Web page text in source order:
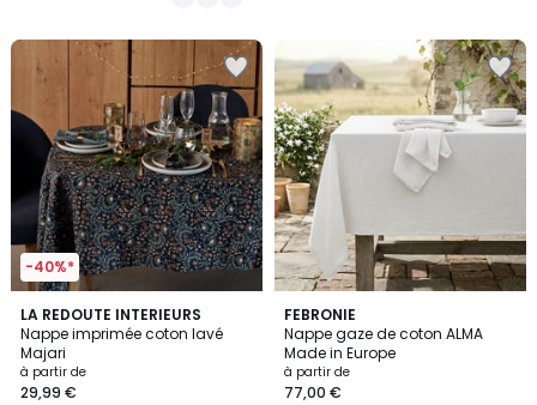
-40%*
LA REDOUTE INTERIEURS
Nappe imprimée coton lavé
Majari
à partir de
29,99 €
4,6
/ 5
FEBRONIE
Nappe gaze de coton ALMA
Made in Europe
à partir de
77,00 €
3
Couleurs